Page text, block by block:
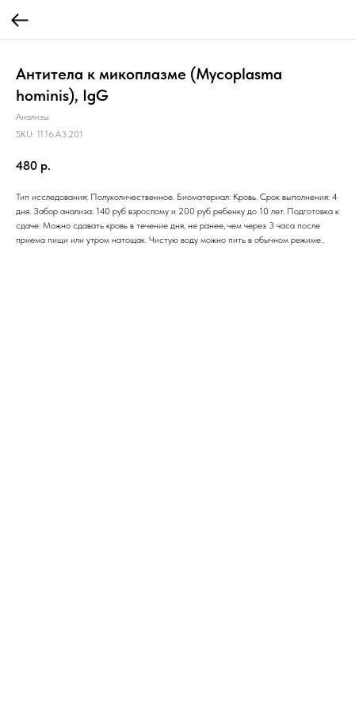
Антитела к микоплазме (Mycoplasma
hominis), IgG
Анализы
SKU: 11.16.A3.201
480 р.
Тип исследования: Полуколичественное. Биоматериал: Кровь. Срок выполнения: 4
дня. Забор анализа: 140 руб взрослому и 200 руб ребенку до 10 лет. Подготовка к
сдаче: Можно сдавать кровь в течение дня, не ранее, чем через 3 часа после
приема пищи или утром натощак. Чистую воду можно пить в обычном режиме..